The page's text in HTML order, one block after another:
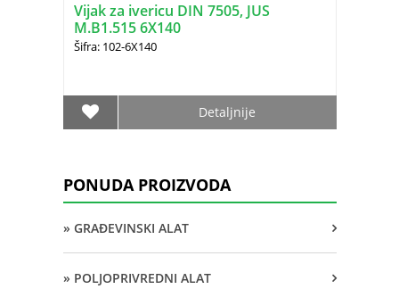
Vijak za ivericu DIN 7505, JUS
M.B1.515 6X140
Šifra: 102-6X140
Detaljnije
PONUDA PROIZVODA
» GRAĐEVINSKI ALAT
» POLJOPRIVREDNI ALAT